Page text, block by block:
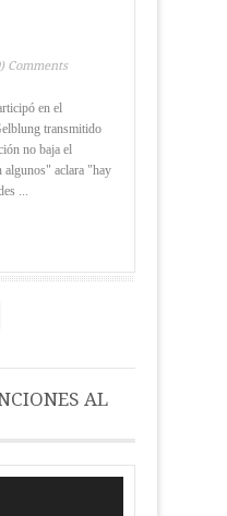
Comments
en el
transmitido
no baja el
algunos" aclara "hay
...
AL